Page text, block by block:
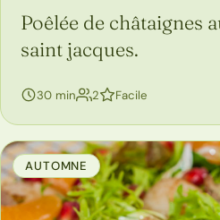
Poêlée de châtaignes
saint jacques.
30 min 2personnes
Facile
AUTOMNE